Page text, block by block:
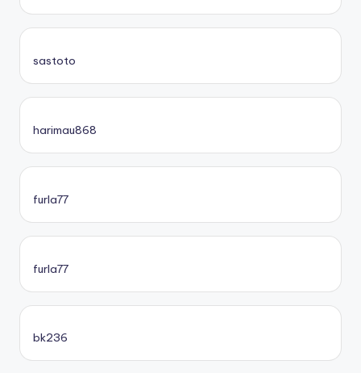
sastoto
harimau868
furla77
furla77
bk236